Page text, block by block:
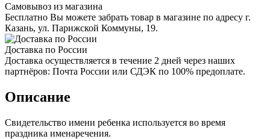
Самовывоз из магазина
Бесплатно Вы можете забрать товар в магазине по адресу г.
Казань, ул. Парижской Коммуны, 19.
Доставка по России
Доставка осуществляется в течение 2 дней через наших
партнёров: Почта России или СДЭК по 100% предоплате.
Описание
Свидетельство имени ребенка используется во время
праздника именаречения.